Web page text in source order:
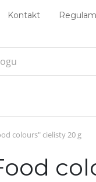
Kontakt
colours" cielisty 20 g